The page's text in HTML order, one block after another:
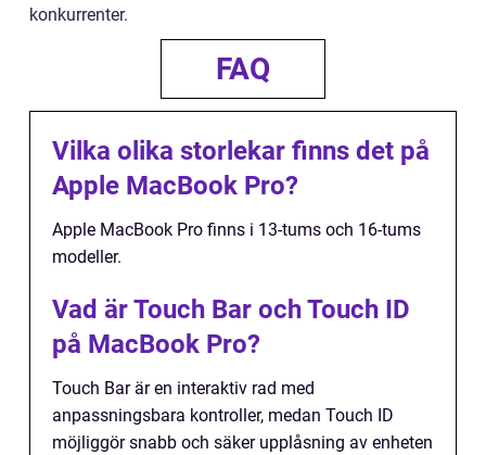
konkurrenter.
FAQ
Vilka olika storlekar finns det på
Apple MacBook Pro?
Apple MacBook Pro finns i 13-tums och 16-tums
modeller.
Vad är Touch Bar och Touch ID
på MacBook Pro?
Touch Bar är en interaktiv rad med
anpassningsbara kontroller, medan Touch ID
möjliggör snabb och säker upplåsning av enheten